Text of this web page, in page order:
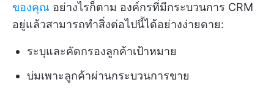
ของคุณ อย่างไรก็ตาม องค์กรที่มีกระบวนการ CRM
อยู่แล้วสามารถทำสิ่งต่อไปนี้ได้อย่างง่ายดาย:
ระบุและคัดกรองลูกค้าเป้าหมาย
บ่มเพาะลูกค้าผ่านกระบวนการขาย